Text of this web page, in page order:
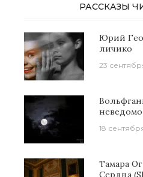
РАССКАЗЫ
Юрий
личико
23
18
Тамара
Сердца